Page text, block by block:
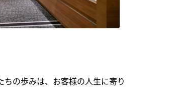
の歩みは、お客様の人生に寄り